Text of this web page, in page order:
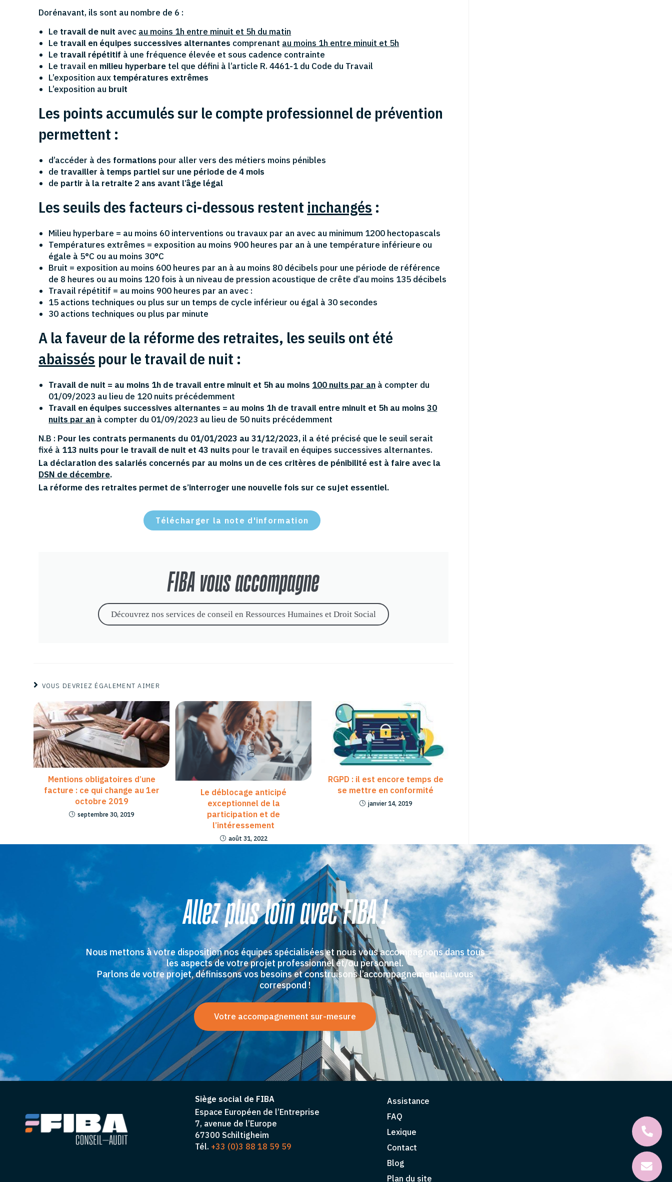
Dorénavant, ils sont au nombre de 6 :
Le travail de nuit avec au moins 1h entre minuit et 5h du matin
Le travail en équipes successives alternantes comprenant au moins 1h entre minuit et 5h
Le travail répétitif à une fréquence élevée et sous cadence contrainte
Le travail en milieu hyperbare tel que défini à l’article R. 4461-1 du Code du Travail
L’exposition aux températures extrêmes
L’exposition au bruit
Les points accumulés sur le compte professionnel de prévention
permettent :
d’accéder à des formations pour aller vers des métiers moins pénibles
de travailler à temps partiel sur une période de 4 mois
de partir à la retraite 2 ans avant l’âge légal
Les seuils des facteurs ci-dessous restent inchangés :
Milieu hyperbare = au moins 60 interventions ou travaux par an avec au minimum 1200 hectopascals
Températures extrêmes = exposition au moins 900 heures par an à une température inférieure ou
égale à 5°C ou au moins 30°C
Bruit = exposition au moins 600 heures par an à au moins 80 décibels pour une période de référence
de 8 heures ou au moins 120 fois à un niveau de pression acoustique de crête d’au moins 135 décibels
Travail répétitif = au moins 900 heures par an avec :
15 actions techniques ou plus sur un temps de cycle inférieur ou égal à 30 secondes
30 actions techniques ou plus par minute
A la faveur de la réforme des retraites, les seuils ont été
abaissés pour le travail de nuit :
Travail de nuit = au moins 1h de travail entre minuit et 5h au moins 100 nuits par an à compter du
01/09/2023 au lieu de 120 nuits précédemment
Travail en équipes successives alternantes = au moins 1h de travail entre minuit et 5h au moins30
nuits par an à compter du 01/09/2023 au lieu de 50 nuits précédemment
N.B : Pour les contrats permanents du 01/01/2023 au 31/12/2023, il a été précisé que le seuil serait
fixé à 113 nuits pour le travail de nuit et 43 nuits pour le travail en équipes successives alternantes.
La déclaration des salariés concernés par au moins un de ces critères de pénibilité est à faire avec la
DSN de décembre.
La réforme des retraites permet de s’interroger une nouvelle fois sur ce sujet essentiel.
Télécharger la note d'information
FIBA vous accompagne
Découvrez nos services de conseil en Ressources Humaines et Droit Social
VOUS DEVRIEZ ÉGALEMENT AIMER
Mentions obligatoires d’une
facture : ce qui change au 1er
octobre 2019
septembre 30, 2019
Le déblocage anticipé
exceptionnel de la
participation et de
l’intéressement
août 31, 2022
RGPD : il est encore temps de
se mettre en conformité
janvier 14, 2019
Allez plus loin avec FIBA !
Nous mettons à votre disposition nos équipes spécialisées et nous vous accompagnons dans tous
les aspects de votre projet professionnel et/ou personnel.
Parlons de votre projet, définissons vos besoins et construisons l’accompagnement qui vous
correspond !
Votre accompagnement sur-mesure
Siège social de FIBA
Espace Européen de l’Entreprise
7, avenue de l’Europe
67300 Schiltigheim
Tél. +33 (0)3 88 18 59 59
Assistance
FAQ
Lexique
Contact
Blog
Plan du site